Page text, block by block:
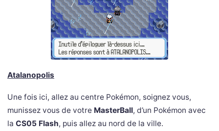
Atalanopolis
Une fois ici, allez au centre Pokémon, soignez vous,
munissez vous de votre MasterBall, d’un Pokémon avec
la CS05 Flash, puis allez au nord de la ville.